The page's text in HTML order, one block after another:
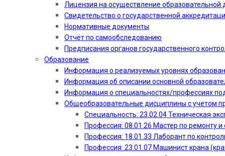
Лицензия на осуществление образовательной
Свидетельство о государственной
Нормативные документы
Отчёт по самообследованию
Предписания органов государственного
Образование
Информация о реализуемых уровнях
Информация об описании основной
Информация о специальностях/профессиях
Общеобразовательные дисциплины с учетом
Специальность: 23.02.04 Техническая
Профессия: 08.01.26 Мастер по ремонту
Профессия: 18.01.33 Лаборант по
Профессия: 23.01.07 Машинист крана